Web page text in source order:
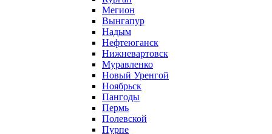
Мегион
Вынгапур
Надым
Нефтеюганск
Нижневартовск
Муравленко
Новый Уренгой
Ноябрьск
Пангоды
Пермь
Полевской
Пурпе